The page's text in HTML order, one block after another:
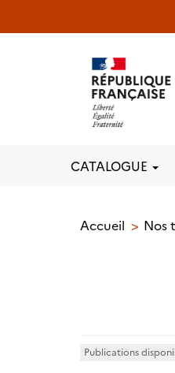
CATALOGUE
Accueil Nos
Publications